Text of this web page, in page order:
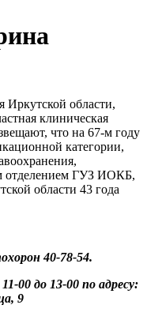
Иркутской области,
клиническая
что на 67-м году
категории,
отделением ГУЗ ИОКБ,
области 43 года
40-78-54.
00 до 13-00 по адресу:
9